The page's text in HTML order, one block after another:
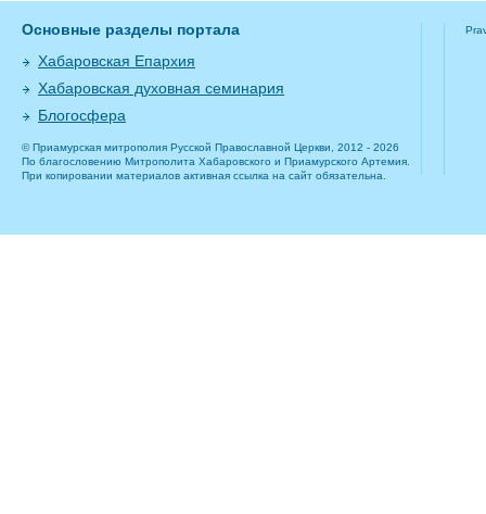
Основные разделы портала
Хабаровская Епархия
Хабаровская духовная семинария
Блогосфера
© Приамурская митрополия Русской Православной Церкви, 2012 - 2026
По благословению Митрополита Хабаровского и Приамурского Артемия.
При копировании материалов активная ссылка на сайт обязательна.